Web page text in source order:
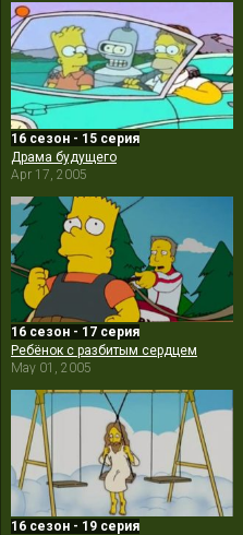
16 сезон - 15 серия
Драма будущего
Apr 17, 2005
16 сезон - 17 серия
Ребёнок с разбитым сердцем
May 01, 2005
16 сезон - 19 серия